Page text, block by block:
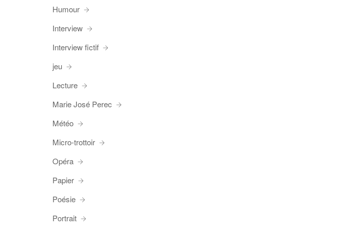
Humour
Interview
Interview fictif
jeu
Lecture
Marie José Perec
Météo
Micro-trottoir
Opéra
Papier
Poésie
Portrait